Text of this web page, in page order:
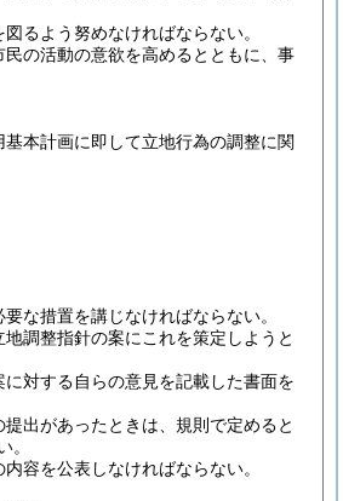
るよう努めなければならない。
の活動の意欲を高めるとともに、事
本計画に即して立地行為の調整に関
な措置を講じなければならない。
調整指針の案にこれを策定しようと
対する自らの意見を記載した書面を
出があったときは、規則で定めると
。
容を公表しなければならない。